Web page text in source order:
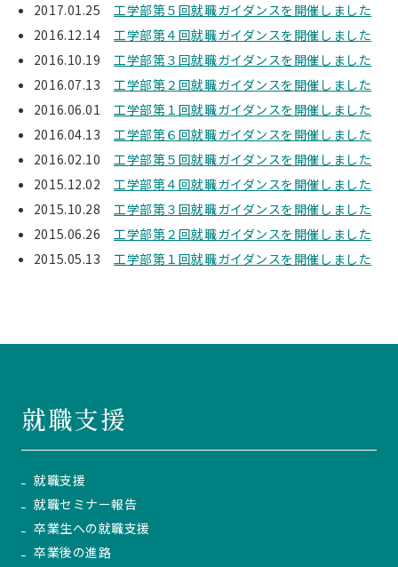
2017.01.25工学部第５回就職ガイダンスを開催しました
2016.12.14工学部第４回就職ガイダンスを開催しました
2016.10.19工学部第３回就職ガイダンスを開催しました
2016.07.13工学部第２回就職ガイダンスを開催しました
2016.06.01工学部第１回就職ガイダンスを開催しました
2016.04.13工学部第６回就職ガイダンスを開催しました
2016.02.10工学部第５回就職ガイダンスを開催しました
2015.12.02工学部第４回就職ガイダンスを開催しました
2015.10.28工学部第３回就職ガイダンスを開催しました
2015.06.26工学部第２回就職ガイダンスを開催しました
2015.05.13工学部第１回就職ガイダンスを開催しました
就職支援
就職支援
就職セミナー報告
卒業生への就職支援
卒業後の進路